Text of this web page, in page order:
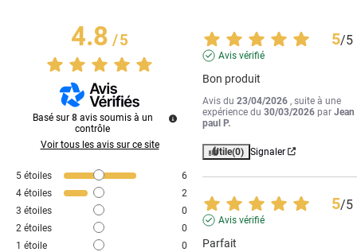
4.8/5
Basé sur 8 avis soumis à un
contrôle
Voir tous les avis sur ce site
5 étoiles
6
4 étoiles
2
3 étoiles
0
2 étoiles
0
1 étoile 0
5/5
Avis vérifié
Bon produit
Avis du23/04/2026 , suite à une
expérience du30/03/2026 parJean
paul P.
Utile(0) Signaler
5/5
Avis vérifié
Parfait